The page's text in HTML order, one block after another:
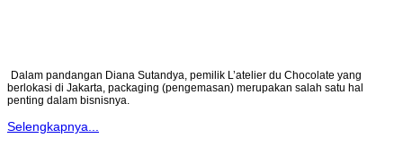
Dalam pandangan Diana Sutandya, pemilik L’atelier du Chocolate yang
berlokasi di Jakarta, packaging (pengemasan) merupakan salah satu hal
penting dalam bisnisnya.
Selengkapnya...